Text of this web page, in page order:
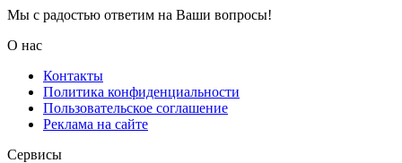
Мы с радостью ответим на Ваши вопросы!
О нас
Контакты
Политика конфиденциальности
Пользовательское соглашение
Реклама на сайте
Сервисы